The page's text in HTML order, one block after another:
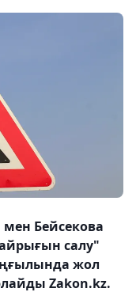
Бейсекова
салу"
жол
Zakon.kz.